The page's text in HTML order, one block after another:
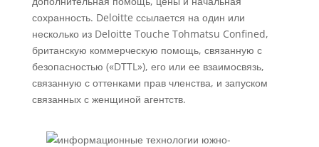
сохранность. Deloitte ссылается на один или
несколько из Deloitte Touche Tohmatsu Confined,
британскую коммерческую помощь, связанную с
безопасностью («DTTL»), его или ее взаимосвязь,
связанную с оттенками прав членства, и запуском
связанных с женщиной агентств.